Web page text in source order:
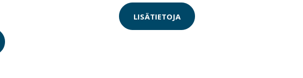
LISÄTIETOJA